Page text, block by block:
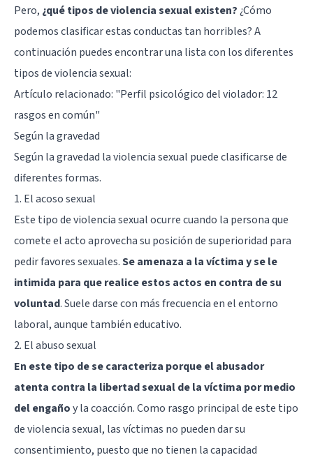
Pero, ¿qué tipos de violencia sexual existen?¿Cómo
podemos clasificar estas conductas tan horribles? A
continuación puedes encontrar una lista con los diferentes
tipos de violencia sexual:
Artículo relacionado: "Perfil psicológico del violador: 12
rasgos en común"
Según la gravedad
Según la gravedad la violencia sexual puede clasificarse de
diferentes formas.
1. El acoso sexual
Este tipo de violencia sexual ocurre cuando la persona que
comete el acto aprovecha su posición de superioridad para
pedir favores sexuales.Se amenaza a la víctima y se le
intimida para que realice estos actos en contra de su
voluntad. Suele darse con más frecuencia en el entorno
laboral, aunque también educativo.
2. El abuso sexual
En este tipo de se caracteriza porque el abusador
atenta contra la libertad sexual de la víctima por medio
del engañoy la coacción. Como rasgo principal de este tipo
de violencia sexual, las víctimas no pueden dar su
consentimiento, puesto que no tienen la capacidad